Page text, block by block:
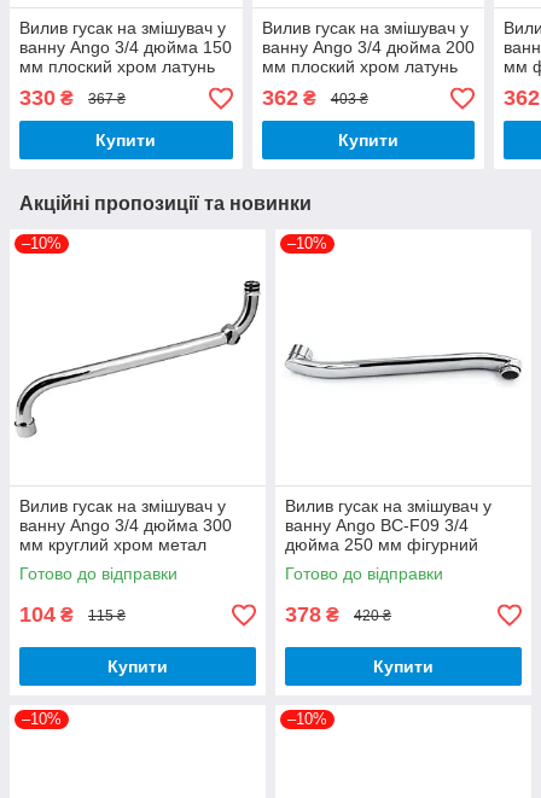
Вилив гусак на змішувач у
ванну Ango 3/4 дюйма 150
мм плоский хром латунь
330 ₴ 367 ₴
Купити
Вилив гусак на змішувач у
ванну Ango 3/4 дюйма 200
мм плоский хром латунь
362₴ 403 ₴
Купити
мм
362
Акційні пропозиції та новинки
–10%
Вилив гусак на змішувач у
ванну Ango 3/4 дюйма 300
мм круглий хром метал
Готово до відправки
104 ₴ 115 ₴
Купити
–10%
Вилив гусак на змішувач у
ванну Ango BC-F09 3/4
дюйма 250 мм фігурний
хром латунь
Готово до відправки
378 ₴ 420 ₴
Купити
–10% –10%